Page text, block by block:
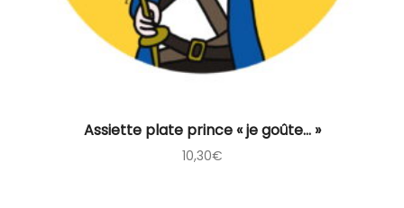
Assiette plate prince « je goûte… »
10,30€